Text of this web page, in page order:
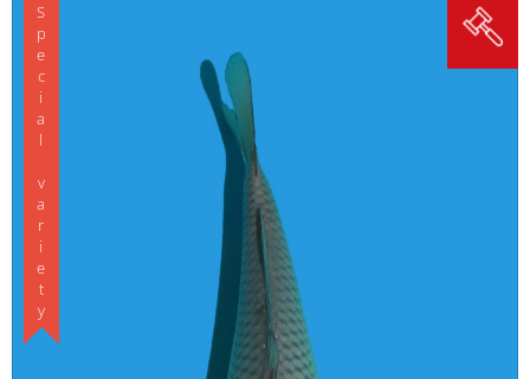
Special variety